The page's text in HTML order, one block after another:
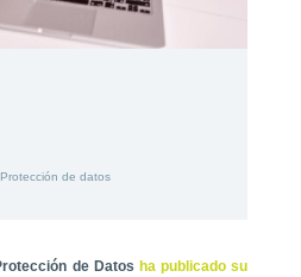
Protección de datos
de Datos ha publicado su